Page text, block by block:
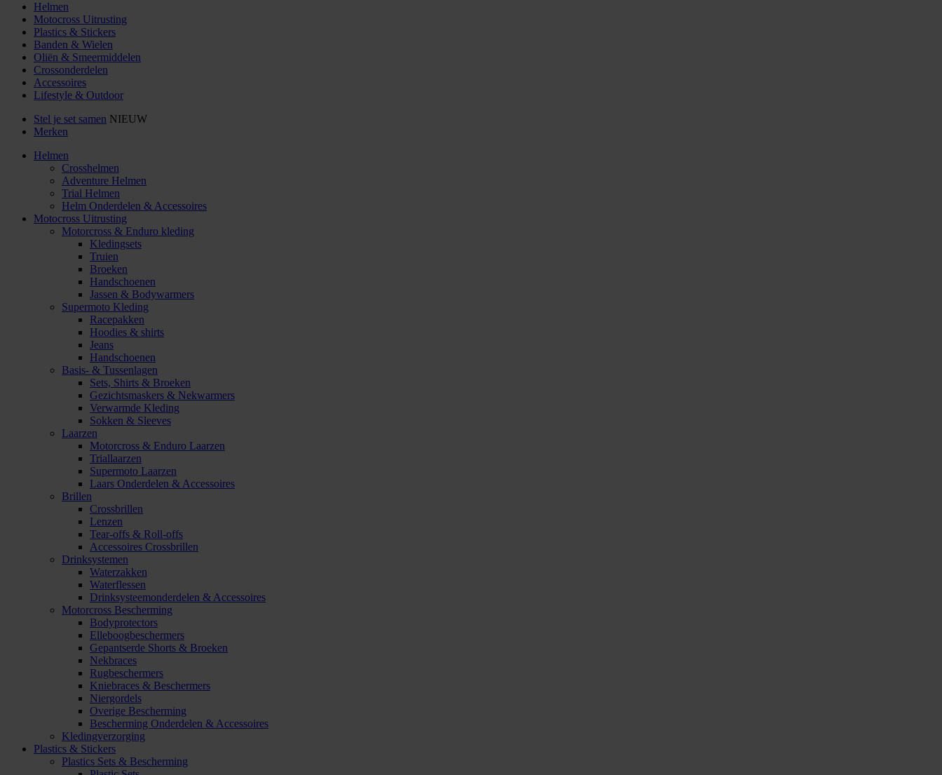
Helmen
Motocross Uitrusting
Plastics & Stickers
Banden & Wielen
Oliën & Smeermiddelen
Crossonderdelen
Accessoires
Lifestyle & Outdoor
Stel je set samen NIEUW
Merken
Helmen
Crosshelmen
Adventure Helmen
Trial Helmen
Helm Onderdelen & Accessoires
Motocross Uitrusting
Motorcross & Enduro kleding
Kledingsets
Truien
Broeken
Handschoenen
Jassen & Bodywarmers
Supermoto Kleding
Racepakken
Hoodies & shirts
Jeans
Handschoenen
Basis- & Tussenlagen
Sets, Shirts & Broeken
Gezichtsmaskers & Nekwarmers
Verwarmde Kleding
Sokken & Sleeves
Laarzen
Motorcross & Enduro Laarzen
Triallaarzen
Supermoto Laarzen
Laars Onderdelen & Accessoires
Brillen
Crossbrillen
Lenzen
Tear-offs & Roll-offs
Accessoires Crossbrillen
Drinksystemen
Waterzakken
Waterflessen
Drinksysteemonderdelen & Accessoires
Motorcross Bescherming
Bodyprotectors
Elleboogbeschermers
Gepantserde Shorts & Broeken
Nekbraces
Rugbeschermers
Kniebraces & Beschermers
Niergordels
Overige Bescherming
Bescherming Onderdelen & Accessoires
Kledingverzorging
Plastics & Stickers
Plastics Sets & Bescherming